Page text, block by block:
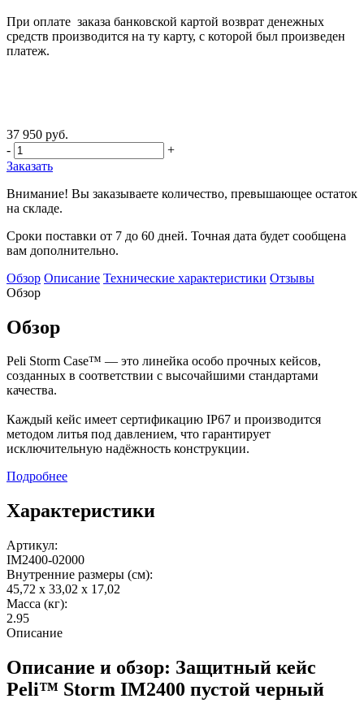
При оплате заказа банковской картой возврат денежных
средств производится на ту карту, с которой был произведен
платеж.
37 950 руб.
-
+
Заказать
Внимание! Вы заказываете количество, превышающее остаток
на складе.
Сроки поставки от 7 до 60 дней. Точная дата будет сообщена
вам дополнительно.
Обзор Описание Технические характеристики Отзывы
Обзор
Обзор
Peli Storm Case™ — это линейка особо прочных кейсов,
созданных в соответствии с высочайшими стандартами
качества.
Каждый кейс имеет сертификацию IP67 и производится
методом литья под давлением, что гарантирует
исключительную надёжность конструкции.
Подробнее
Характеристики
Артикул:
IM2400-02000
Внутренние размеры (см):
45,72 x 33,02 x 17,02
Масса (кг):
2.95
Описание
Описание и обзор: Защитный кейс
Peli™ Storm IM2400 пустой черный